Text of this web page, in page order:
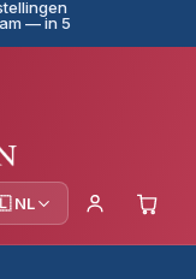
— in 5
NL